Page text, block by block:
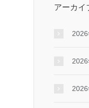
アーカイ
2026
2026
2026